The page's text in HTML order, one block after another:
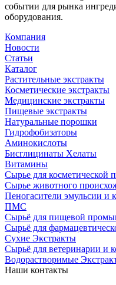
событии для рынка
оборудования.
Компания
Новости
Статьи
Каталог
Растительные экстракты
Косметические экстракты
Медицинские экстракты
Пищевые экстракты
Натуральные порошки
Гидрофобизаторы
Аминокислоты
Бисглицинаты Хелаты
Витамины
Сырье для косметической
Сырье животного
Пеногасители эмульсии и
ПМС
Сырьё для пищевой
Сырьё для
Сухие Экстракты
Сырьё для ветеринарии и
Водорастворимые
Наши контакты